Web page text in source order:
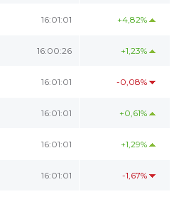
16:01:01 +4,82%
16:00:26 +1,23%
16:01:01 -0,08%
16:01:01 +0,61%
16:01:01 +1,29%
16:01:01 -1,67%